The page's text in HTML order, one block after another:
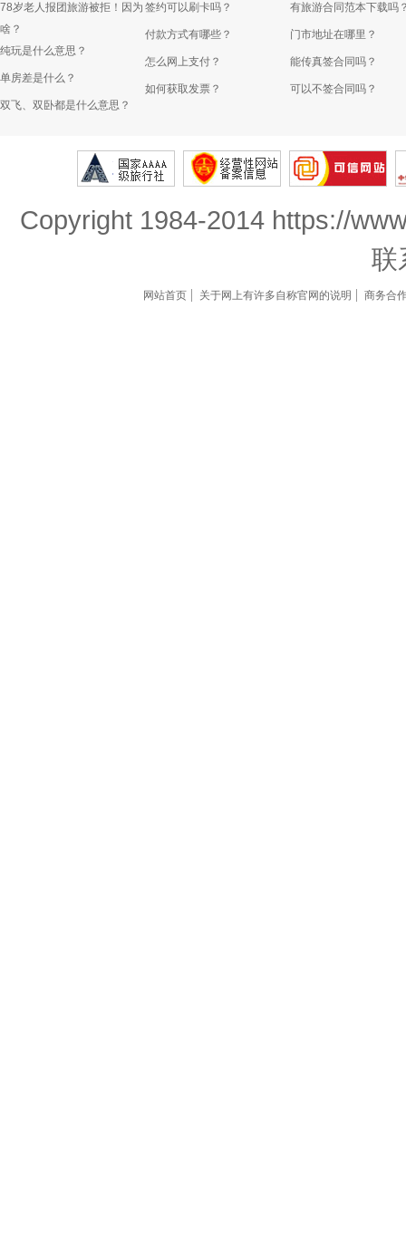
78岁老人报团旅游被拒！因为
啥？
纯玩是什么意思？
单房差是什么？
双飞、双卧都是什么意思？
签约可以刷卡吗？
付款方式有哪些？
怎么网上支付？
如何获取发票？
有旅游合同范本下载吗
门市地址在哪里？
能传真签合同吗？
可以不签合同吗？
Copyright 1984-2014 https://
联
网站首页 关于网上有许多自称官网的说明 商务合